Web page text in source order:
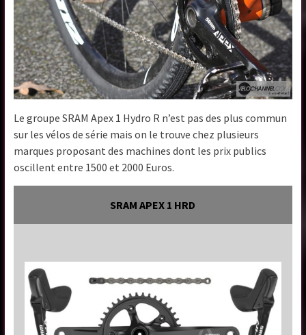
Le groupe SRAM Apex 1 Hydro R n’est pas des plus commun
sur les vélos de série mais on le trouve chez plusieurs
marques proposant des machines dont les prix publics
oscillent entre 1500 et 2000 Euros.
SRAM APEX 1 HRD